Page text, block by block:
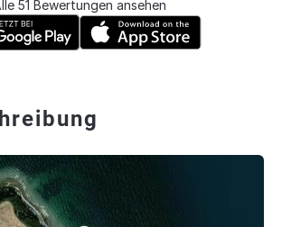
51 Bewertungen ansehen